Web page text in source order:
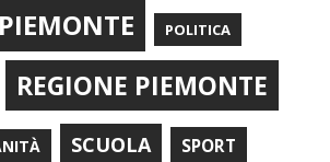
PIEMONTE POLITICA
REGIONE PIEMONTE
SCUOLA SPORT